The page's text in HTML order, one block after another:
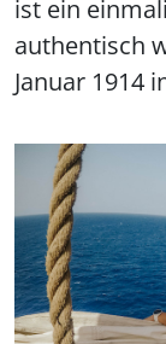
ist ein
authentisch
Januar 1914